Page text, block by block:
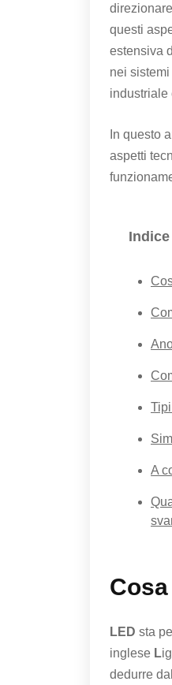
questi
estensiva
nei
industriale
In questo
aspetti
Indice
A
LED sta
inglese L
dedurre